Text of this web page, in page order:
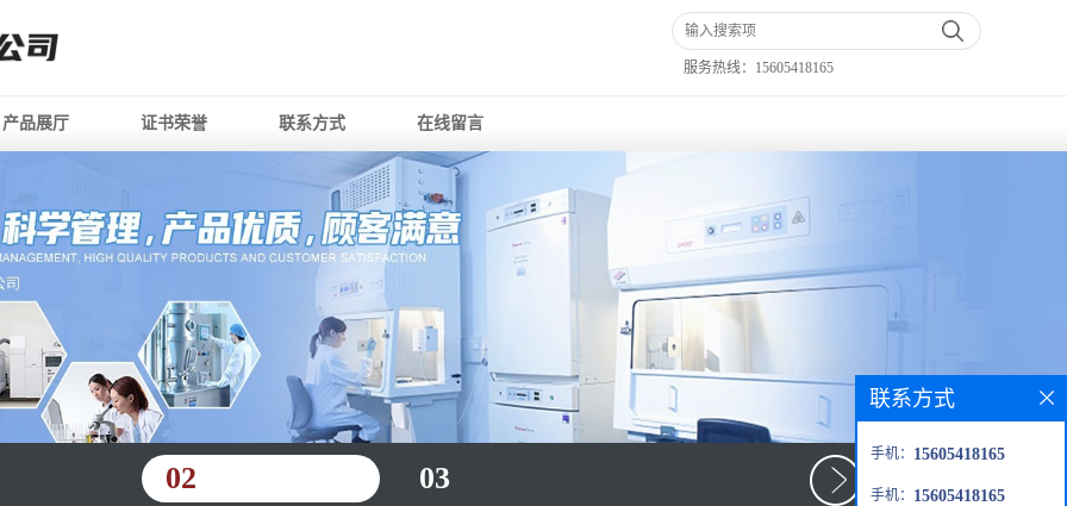
服务热线： 15605418165
产品展厅 证书荣誉 联系方式 在线留言
02 03
联系方式
手机： 15605418165
手机： 15605418165